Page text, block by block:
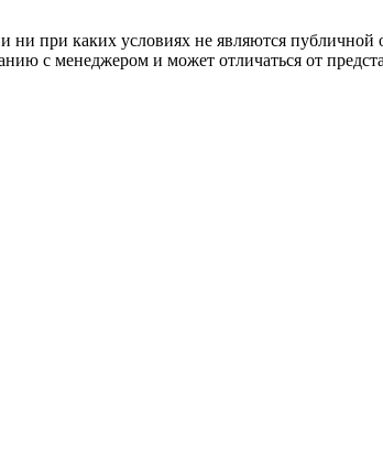
при каких условиях не являются публичной
с менеджером и может отличаться от